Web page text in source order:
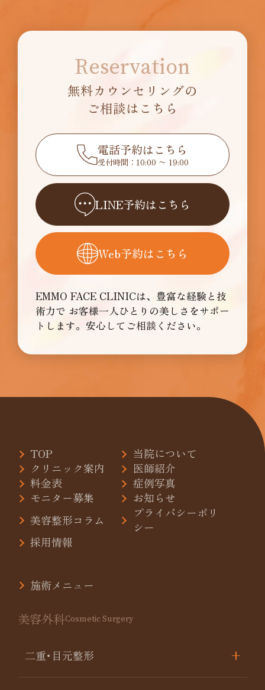
Reservation
無料カウンセリングの
ご相談はこちら
電話予約はこちら
受付時間：10:00 〜 19:00
LINE予約はこちら
Web予約はこちら
EMMO FACE CLINICは、豊富な経験と技
術力で お客様一人ひとりの美しさをサポー
トします。安心してご相談ください。
TOP
当院について
クリニック案内
医師紹介
料金表
症例写真
モニター募集
お知らせ
美容整形コラム
プライバシーポリ
シー
採用情報
施術メニュー
美容外科Cosmetic Surgery
二重･目元整形